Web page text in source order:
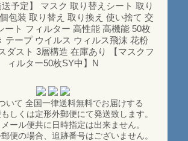
送予定】 マスク 取り替えシート 取り
包装 取り替え 取り換え 使い捨て 交
ート フィルター 高性能 高機能 50枚
テープ ウイルス ウィルス飛沫 花粉
ダスト 3層構造 在庫あり 【マスクフ
ィルター50枚SY中】N
いて 全国一律送料無料でお届けする
しくは定形外郵便にて発送致します。
ール便共に日時指定は出来ません。
便の場合、追跡番号はございません。